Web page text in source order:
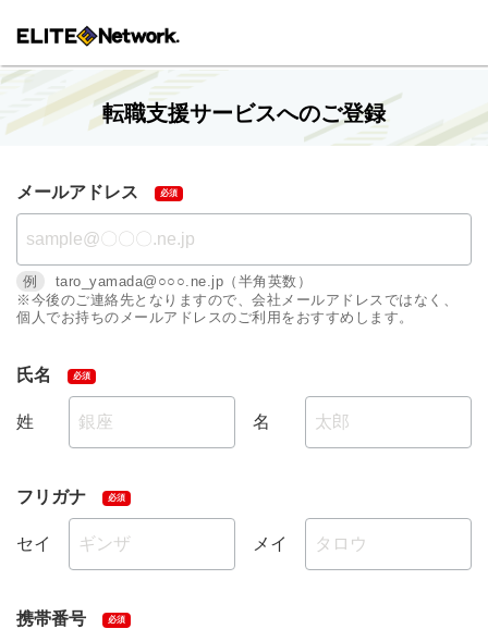
転職支援サービスへのご登録
メールアドレス
例
taro_yamada@○○○.ne.jp（半角英数）
※今後のご連絡先となりますので、会社メールアドレスではなく、
個人でお持ちのメールアドレスのご利用をおすすめします。
氏名
姓 名
フリガナ
セイ メイ
携帯番号